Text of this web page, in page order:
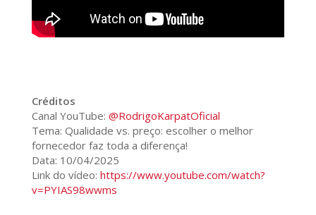
Créditos
Canal YouTube: @RodrigoKarpatOficial
Tema: Qualidade vs. preço: escolher o melhor
fornecedor faz toda a diferença!
Data: 10/04/2025
Link do vídeo: https://www.youtube.com/watch?
v=PYIAS98wwms